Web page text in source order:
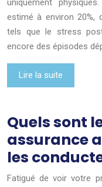
uniquement
estimé à environ 20%,
tels que le stress
encore des épisodes
Lire la suite
Quels sont
assurance
les
Fatigué de voir votre